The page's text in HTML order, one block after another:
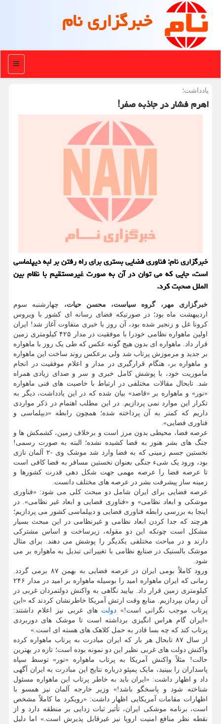
خبرگزاری نام
منو
یادداشت؛
اهرم فشار در جاذبه صفر!
خبرگزاری نام: فناوری فضایی بستری برای راه رفتن بر لبه دیپلماسی
است، جایی كه می توان در آن به صورت غیرمستقیم با نظام بین
الملل صحبت كرد.
خبرگزاری مهر، گروه سیاست، محسن حیات، چهارشنبه سوم
اردیبهشت ماه بود؛ در صورتیکه فضای رسانه ای کشور با ویروس
کرونا غل و زنجیر شده بود، آن روز با خبری متفاوت آغاز شد! ایران
اولین ماهواره نظامی خودرا با موفقیت در مدار ۴۲۵ کیلومتری زمین
قرار داد. ماهواره ای بدون هیچ گونه عکس که طی یک روز با ماهواره
بر جدید و مرموزش پرتاب شد ولی برعکس روند ساخت این ماهواره
و ماهواره بر، هنگام قرارگیری در مدار و اعلام موفقیت در انجام
ماموریت خود، با پوشش کامل خبری و سر و صدای زیادی همراه
شد. تابحال مقالات مختلفی در ارتباط با خاصیت های فنی ماهواره
«نور» و ماهواره بر «قاصد» بیان شده که در این یادداشت، دیگر به
تکرار این موارد نمی پردازیم. در این مطلب اهتمام در ذکر مواردی
داریم که کمتر به آن پرداخته شده؛ همچون رابطه «دیپلماسی و
فناوری فضایی».
عرصه فضا، محیطی بدون مرز است و برخلاف زمین، کشمکش ها و
جنگ های بشر هنوز به فضا کشیده نشده؛ البته به صورت رسمی!
نخستین جسم زمینی که به فضا وارد شد موشک وی -۲ آلمان نازی
بود، ورود یک شیء جنگی بعنوان نخستین مسافر به فضا کافی است
تا عرصه فضا را عرصه مهمی جهت شکل دهی قدرت کشورها و
زمینه ساز پیشرفت بشر در عرصه های مختلف دانست.
عرصه فضایی برای ایران شامل دو مبحث کلی می شود: «فناوری
موشکی و ابعاد نظامی» و «فناوری فضایی و ابعاد غیر نظامی». در
اینجا به بررسی رابطه فناوری فضایی و دیپلماسی کشور می پردازیم؛
هرچند که جدا کردن ابعاد نظامی و غیرنظامی در این مبحث بسیار
مشکل است چونکه این دو مقوله، زیرساخت و اساس مشترکی
دارند و در مباحث مختلفی یکدیگر را پوشش می دهند. برای مثال
موشک بالستیک در صنایع نظامی با تغییراتی تبدیل به ماهواره بر می
شود.
ورود کاملاً بومی ایران در عرصه فضایی به بهمن ۸۷ برمی گردد.
زمانی که ایران ماهواره امید را بوسیله ماهواره بر امید در مدار ۲۴۶
کیلومتری زمین قرار داد. بیایید نگاهی به واکنش دولتمردان غربی در
آن زمان بپردازیم. منابع وقت ارتش آمریکا خاطرنشان کردند که «این
پرتاب موجب نگرانی است!» دولت های غربی نیز اعلام داشتند:
«ایران گام هراس انگیزی برداشته است تا موشک های دوربردی
پرتاب کند که چه بسا قادر به حمل کلاهک های هسته ای است.»
از سال ۸۷ تابحال هر بار که ایران مبادرت به پرتاب ماهواره کرده
واکنش دولت های غربی نظیر این دو نمونه بوده است؛ تازه در بهترین
حالت! مثلاً واکنش آمریکا به پرتاب ماهواره «نور» توسط سپاه
پاسداران را ببینید، مایک پمپئو درباره نتایج این مبادرت به ایران آگهی
داد و اظهار داشت: «ایران باید به خاطر پرتاب این ماهواره مسئول
شناخته شود و پاسخگو باشد!» وزیر خارجه آلمان نیز همسو با
اظهارات مقامات آمریکایی اظهار داشت: «رویکرد ما کاملاً مشخص
است، برنامه موشکی ایران، تأثیر ثبات زدایی بر منطقه دارد و از
نقطه نظر منافع امنیت اروپا نیز غیرقابل پذیرش است.» اما دلیل